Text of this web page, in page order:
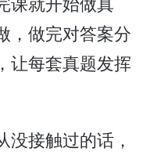
，做完对答案分
让每套真题发挥
接触过的话，